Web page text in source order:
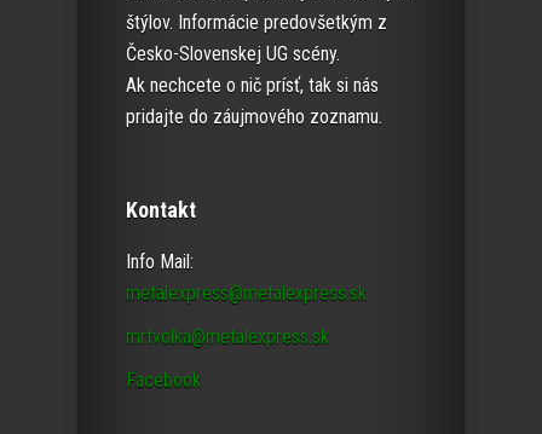
štýlov. Informácie predovšetkým z
Česko-Slovenskej UG scény.
Ak nechcete o nič prísť, tak si nás
pridajte do záujmového zoznamu.
Kontakt
Info Mail:
metalexpress@metalexpress.sk
mrtvolka@metalexpress.sk
Facebook